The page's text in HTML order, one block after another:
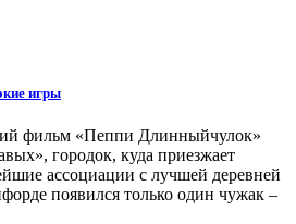
игры
фильм «Пеппи Длинныйчулок»
городок, куда приезжает
ассоциации с лучшей деревней
появился только один чужак –